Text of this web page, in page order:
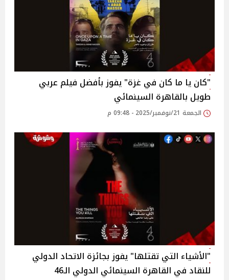
"كان يا ما كان في غزة" يفوز بأفضل فيلم عربي
طويل بالقاهرة السينمائي
الجمعة 21/نوفمبر/2025 - 09:48 م
"الأشياء التي تقتلها" يفوز بجائزة الاتحاد الدولي
للنقاد في القاهرة السينمائي الدولي الـ46